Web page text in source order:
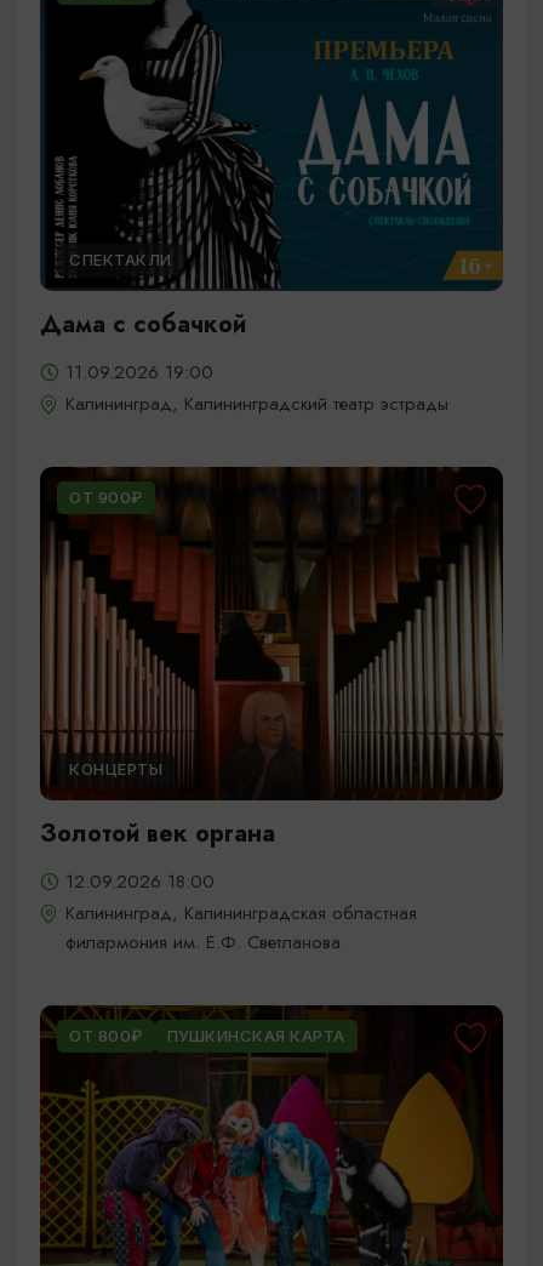
СПЕКТАКЛИ
Дама с собачкой
11.09.2026 19:00
Калининград, Калининградский театр эстрады
ОТ 900₽
КОНЦЕРТЫ
Золотой век органа
12.09.2026 18:00
Калининград, Калининградская областная
филармония им. Е.Ф. Светланова
ОТ 800₽ ПУШКИНСКАЯ КАРТА